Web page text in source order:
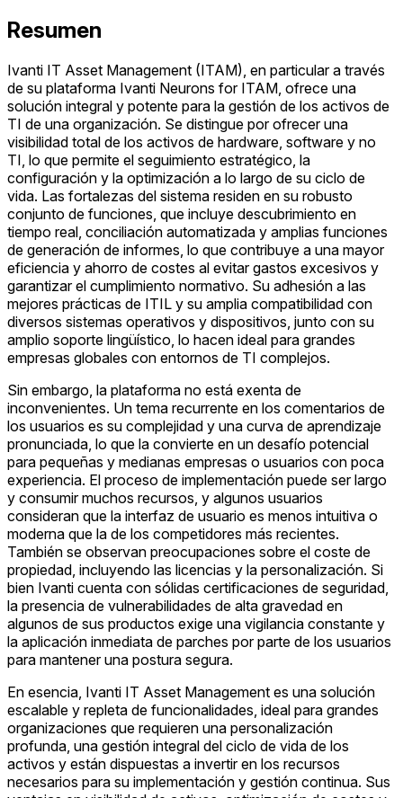
Resumen
Ivanti IT Asset Management (ITAM), en particular a través
de su plataforma Ivanti Neurons for ITAM, ofrece una
solución integral y potente para la gestión de los activos de
TI de una organización. Se distingue por ofrecer una
visibilidad total de los activos de hardware, software y no
TI, lo que permite el seguimiento estratégico, la
configuración y la optimización a lo largo de su ciclo de
vida. Las fortalezas del sistema residen en su robusto
conjunto de funciones, que incluye descubrimiento en
tiempo real, conciliación automatizada y amplias funciones
de generación de informes, lo que contribuye a una mayor
eficiencia y ahorro de costes al evitar gastos excesivos y
garantizar el cumplimiento normativo. Su adhesión a las
mejores prácticas de ITIL y su amplia compatibilidad con
diversos sistemas operativos y dispositivos, junto con su
amplio soporte lingüístico, lo hacen ideal para grandes
empresas globales con entornos de TI complejos.
Sin embargo, la plataforma no está exenta de
inconvenientes. Un tema recurrente en los comentarios de
los usuarios es su complejidad y una curva de aprendizaje
pronunciada, lo que la convierte en un desafío potencial
para pequeñas y medianas empresas o usuarios con poca
experiencia. El proceso de implementación puede ser largo
y consumir muchos recursos, y algunos usuarios
consideran que la interfaz de usuario es menos intuitiva o
moderna que la de los competidores más recientes.
También se observan preocupaciones sobre el coste de
propiedad, incluyendo las licencias y la personalización. Si
bien Ivanti cuenta con sólidas certificaciones de seguridad,
la presencia de vulnerabilidades de alta gravedad en
algunos de sus productos exige una vigilancia constante y
la aplicación inmediata de parches por parte de los usuarios
para mantener una postura segura.
En esencia, Ivanti IT Asset Management es una solución
escalable y repleta de funcionalidades, ideal para grandes
organizaciones que requieren una personalización
profunda, una gestión integral del ciclo de vida de los
activos y están dispuestas a invertir en los recursos
necesarios para su implementación y gestión continua. Sus